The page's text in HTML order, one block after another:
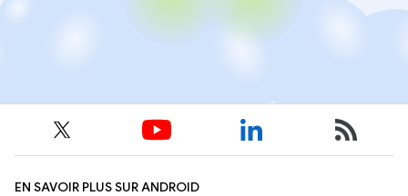
EN SAVOIR PLUS SUR ANDROID